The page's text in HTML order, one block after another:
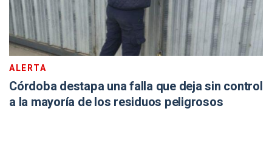
ALERTA
Córdoba destapa una falla que deja sin control
a la mayoría de los residuos peligrosos